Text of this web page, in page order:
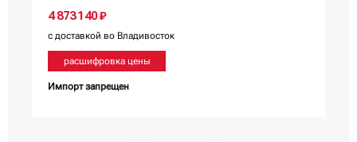
4 873 140 ₽
с доставкой во Владивосток
расшифровка цены
Импорт запрещен